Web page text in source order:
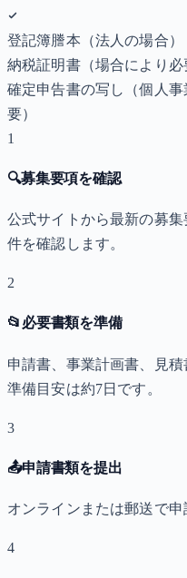
登記簿謄本（法人の場合）
納税証明書（場合により必
確定申告書の写し（個人事
要）
1
🔍募集要項を確認
公式サイトから最新の募
件を確認します。
2
📂 必要書類を準備
申請書、事業計画書、見積
準備目安は約7日です。
3
📤申請書類を提出
オンラインまたは郵送で申
4